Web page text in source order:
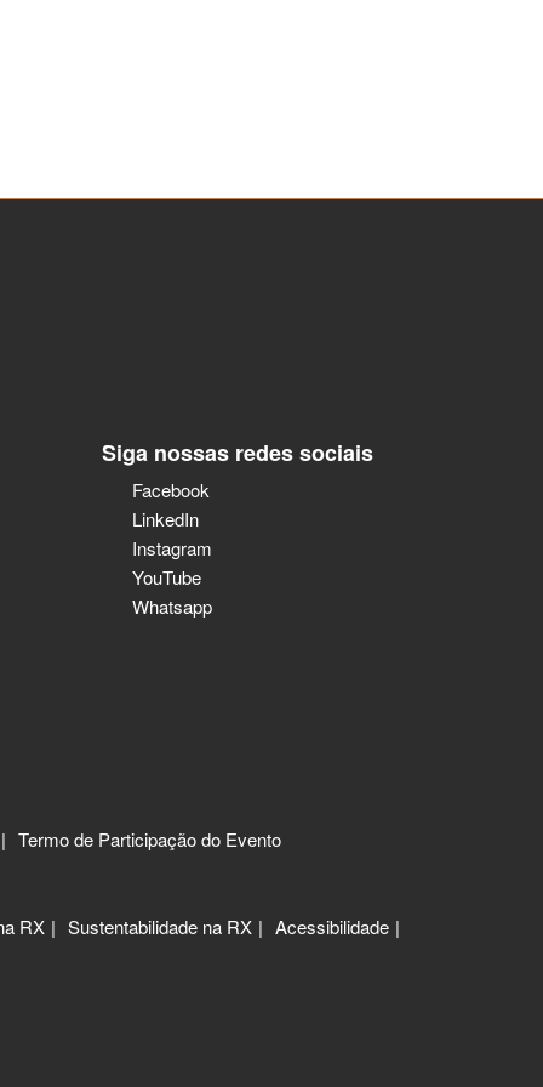
Siga nossas redes sociais
Facebook
LinkedIn
Instagram
YouTube
Whatsapp
Termo de Participação do Evento
RX Sustentabilidade na RX
Acessibilidade